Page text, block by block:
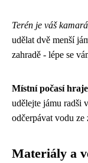
Terén je váš
udělat dvě menší
zahradě - lépe se
Místní počasí
udělejte jámu radši
odčerpávat vodu ze
Materiály a